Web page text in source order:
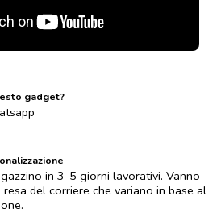
gadget?
in 3-5 giorni lavorativi. Vanno
del corriere che variano in base al